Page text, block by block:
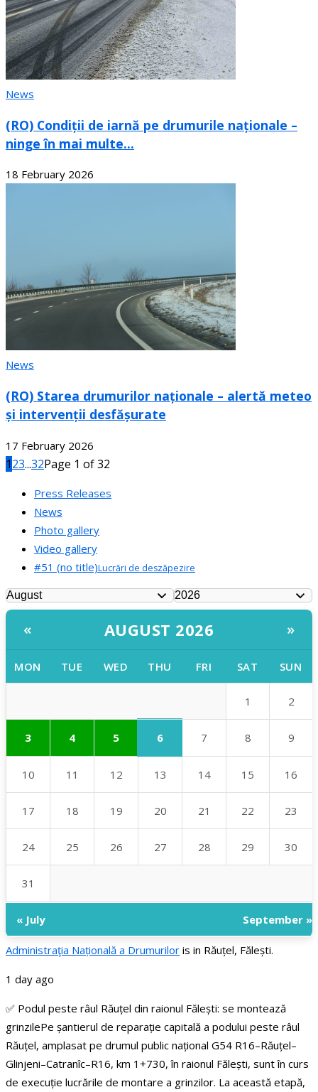
News
(RO) Condiții de iarnă pe drumurile naționale –
ninge în mai multe...
18 February 2026
News
(RO) Starea drumurilor naționale – alertă meteo
și intervenții desfășurate
17 February 2026
123...32Page 1 of 32
Press Releases
News
Photo gallery
Video gallery
#51 (no title)Lucrări de deszăpezire
« AUGUST 2026 »
MON TUE WED THU FRI SAT SUN
1 2
3 4 5 6 7 8 9
10 11 12 13 14 15 16
17 18 19 20 21 22 23
24 25 26 27 28 29 30
31
« July September »
Administraţia Națională a Drumurilor is in Răuțel, Fălești.
1 day ago
✅ Podul peste râul Răuțel din raionul Fălești: se montează
grinzilePe șantierul de reparație capitală a podului peste râul
Răuțel, amplasat pe drumul public național G54 R16–Răuțel–
Glinjeni–Catranîc–R16, km 1+730, în raionul Fălești, sunt în curs
de execuție lucrările de montare a grinzilor. La această etapă,